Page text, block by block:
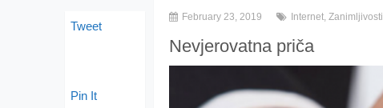
February 23, 2019 Internet, Zanimljivosti
Nevjerovatna priča
Tweet
Pin It